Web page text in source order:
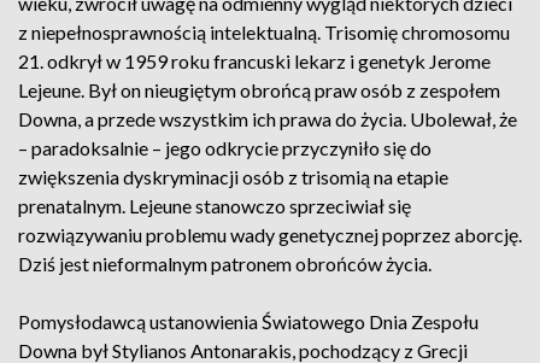
z niepełnosprawnością intelektualną. Trisomię chromosomu
21. odkrył w 1959 roku francuski lekarz i genetyk Jerome
Lejeune. Był on nieugiętym obrońcą praw osób z zespołem
Downa, a przede wszystkim ich prawa do życia. Ubolewał, że
– paradoksalnie – jego odkrycie przyczyniło się do
zwiększenia dyskryminacji osób z trisomią na etapie
prenatalnym. Lejeune stanowczo sprzeciwiał się
rozwiązywaniu problemu wady genetycznej poprzez aborcję.
Dziś jest nieformalnym patronem obrońców życia.
Pomysłodawcą ustanowienia Światowego Dnia Zespołu
Downa był Stylianos Antonarakis, pochodzący z Grecji